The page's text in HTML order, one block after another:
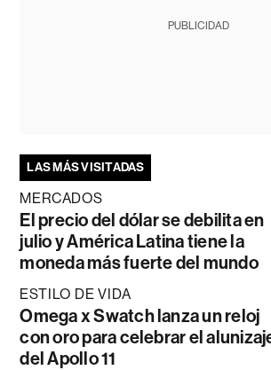
PUBLICIDAD
LAS MÁS VISITADAS
MERCADOS
El precio del dólar se debilita en
julio y América Latina tiene la
moneda más fuerte del mundo
ESTILO DE VIDA
Omega x Swatch lanza un reloj
con oro para celebrar el
del Apollo 11